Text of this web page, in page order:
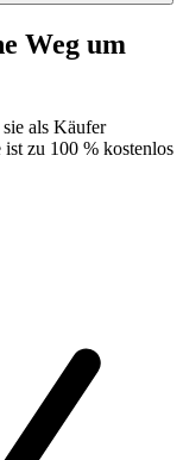
Weg um
als Käufer
zu 100 % kostenlos